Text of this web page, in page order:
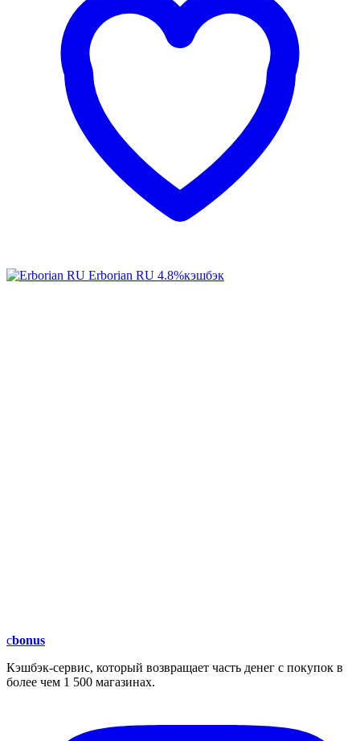
Erborian RU 4.8%кэшбэк
cbonus
Кэшбэк-сервис, который возвращает часть денег с покупок в
более чем 1 500 магазинах.